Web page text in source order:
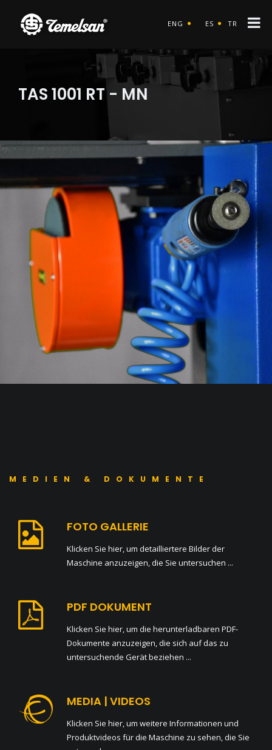
ENG ES TR
TAS 1001 RT - MN
MEDIEN & DOKUMENTE
FOTO GALLERIE
Klicken Sie hier, um detailliertere Bilder der
Maschine anzuzeigen, die Sie untersuchen ...
PDF DOKUMENT
Klicken Sie hier, um die herunterladbaren PDF-
Dokumente anzuzeigen, die sich auf das zu
untersuchende Gerät beziehen ...
MEDIA | VIDEOS
Klicken Sie hier, um weitere Informationen und
Produktvideos für die Maschine zu sehen, die Sie